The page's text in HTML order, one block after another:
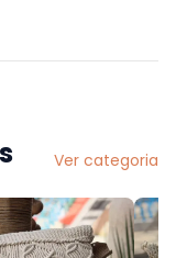
Ver categoria